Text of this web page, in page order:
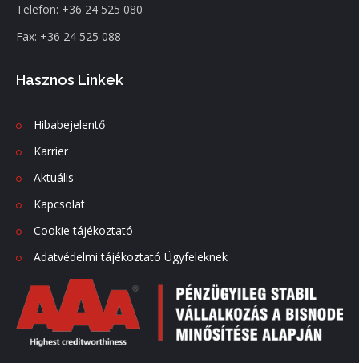
Telefon: +36 24 525 080
Fax: +36 24 525 088
Hasznos Linkek
Hibabejelentő
Karrier
Aktuális
Kapcsolat
Cookie tájékoztató
Adatvédelmi tájékoztató Ügyfeleknek